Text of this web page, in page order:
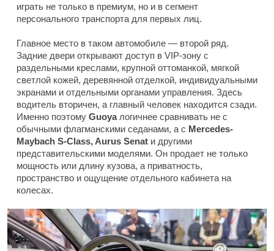
играть не только в премиум, но и в сегмент
персонального транспорта для первых лиц.
Главное место в таком автомобиле — второй ряд.
Задние двери открывают доступ в VIP-зону с
раздельными креслами, крупной оттоманкой, мягкой
светлой кожей, деревянной отделкой, индивидуальными
экранами и отдельными органами управления. Здесь
водитель вторичен, а главный человек находится сзади.
Именно поэтому Guoyaлогичнее сравнивать не с
обычными флагманскими седанами, а с Mercedes-
Maybach S-Class, Aurus Senat и другими
представительскими моделями. Он продает не только
мощность или длину кузова, а приватность,
пространство и ощущение отдельного кабинета на
колесах.